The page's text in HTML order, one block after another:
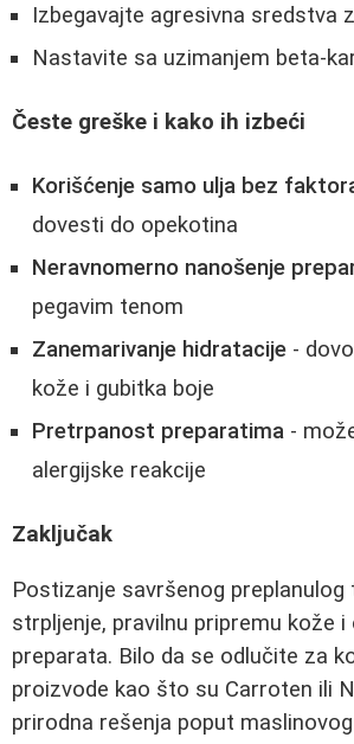
Izbegavajte agresivna sredstva
Nastavite sa uzimanjem beta-
Česte greške i kako ih izbeći
Korišćenje samo ulja bez
dovesti do opekotina
Neravnomerno nanošenje
pegavim tenom
Zanemarivanje hidratacije -
kože i gubitka boje
Pretrpanost preparatima -
alergijske reakcije
Zaključak
Postizanje savršenog preplanulog
strpljenje, pravilnu pripremu kože
preparata. Bilo da se odlučite za
proizvode kao što su Carroten ili
prirodna rešenja poput